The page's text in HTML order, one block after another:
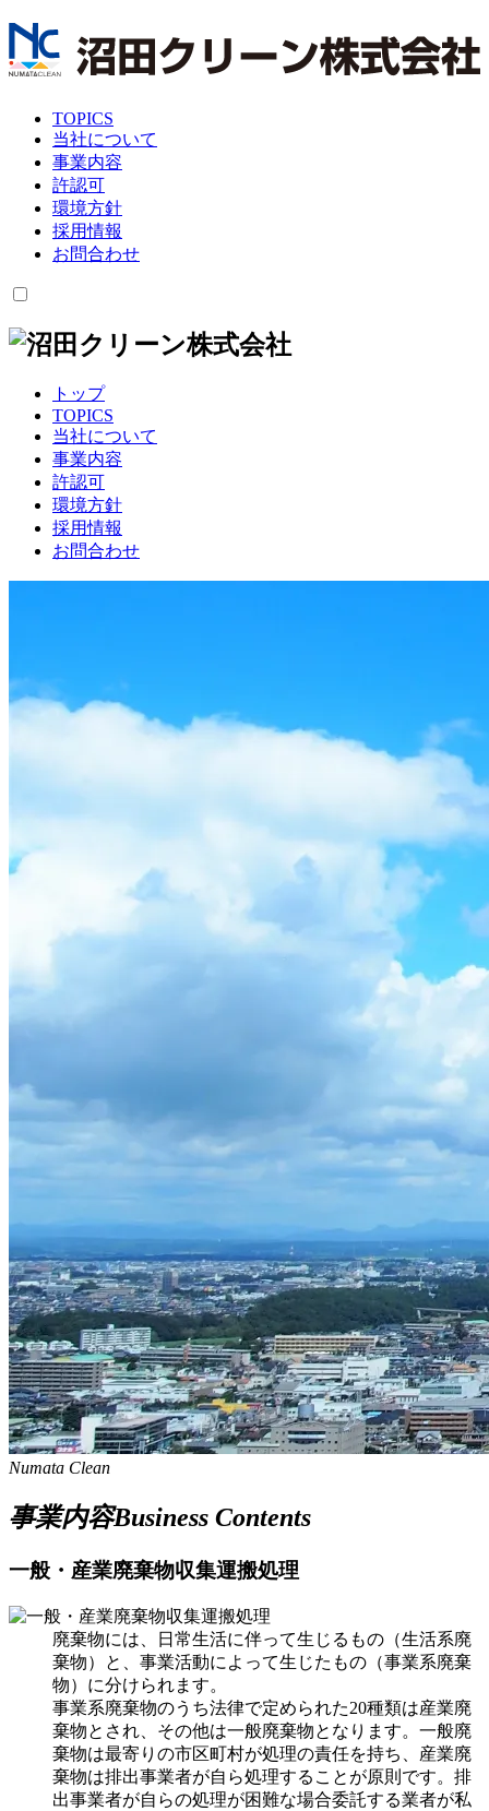
TOPICS
当社について
事業内容
許認可
環境方針
採用情報
お問合わせ
トップ
TOPICS
当社について
事業内容
許認可
環境方針
採用情報
お問合わせ
Numata Clean
事業内容Business Contents
一般・産業廃棄物収集運搬処理
廃棄物には、日常生活に伴って生じるもの（生活系廃
棄物）と、事業活動によって生じたもの（事業系廃棄
物）に分けられます。
事業系廃棄物のうち法律で定められた20種類は産業廃
棄物とされ、その他は一般廃棄物となります。一般廃
棄物は最寄りの市区町村が処理の責任を持ち、産業廃
棄物は排出事業者が自ら処理することが原則です。排
出事業者が自らの処理が困難な場合委託する業者が私